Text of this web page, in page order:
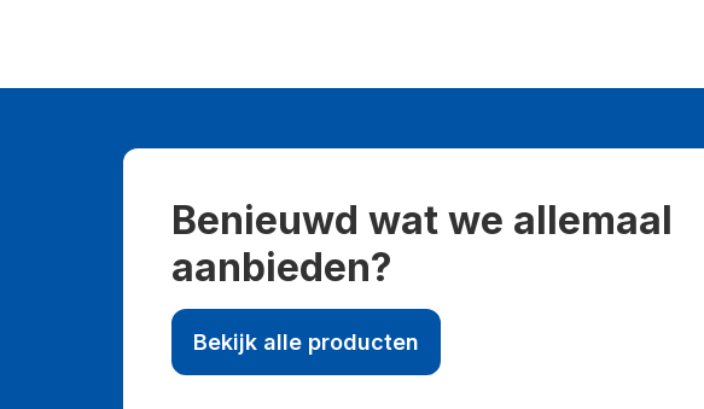
Benieuwd wat we allemaal
aanbieden?
Bekijk alle producten